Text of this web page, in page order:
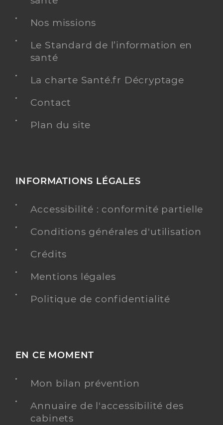
Nos missions
Le Standard de l’information en
santé
La charte Santé.fr Décryptage
Contact
Plan du site
INFORMATIONS LÉGALES
Accessibilité : conformité partielle
Conditions générales d'utilisation
Crédits
Mentions légales
Politique de confidentialité
EN CE MOMENT
Mon bilan prévention
Annuaire de l'accessibilité des
cabinets